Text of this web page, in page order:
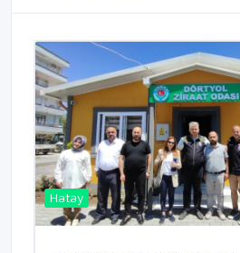
Hatay